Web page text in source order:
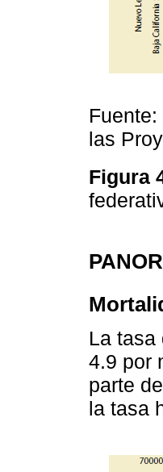
las
Figura
La tasa
4.9 por
parte
la tasa